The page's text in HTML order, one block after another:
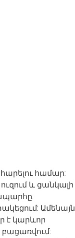
համար:
և ցանկալի
Ամենայն
է կարևոր